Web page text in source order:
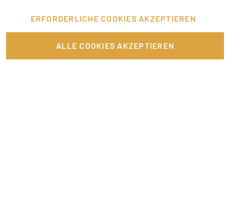
ERFORDERLICHE COOKIES AKZEPTIEREN
ALLE COOKIES AKZEPTIEREN